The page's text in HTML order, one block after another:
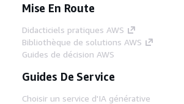
Mise En Route
Didacticiels pratiques AWS
Bibliothèque de solutions AWS
Guides de décision AWS
Guides De Service
Choisir un service d'IA générative